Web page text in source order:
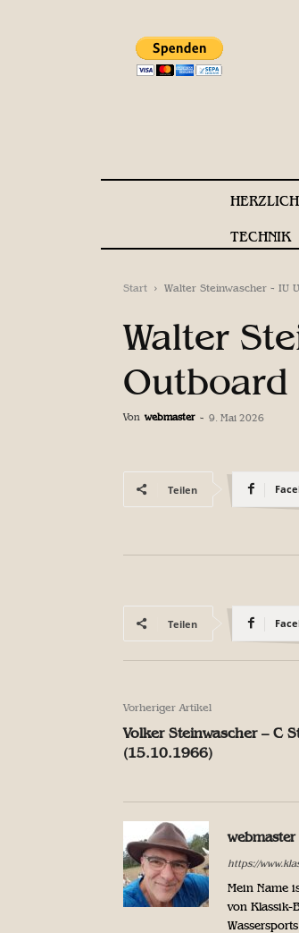
TECHNIK
Start Walter Steinwascher - IU
Walter
Von webmaster - 9. Mai 2026
Teilen
Teilen
Vorheriger Artikel
Volker Steinwascher – C
(15.10.1966)
webmaster
https://
Mein Name
von Klassik-